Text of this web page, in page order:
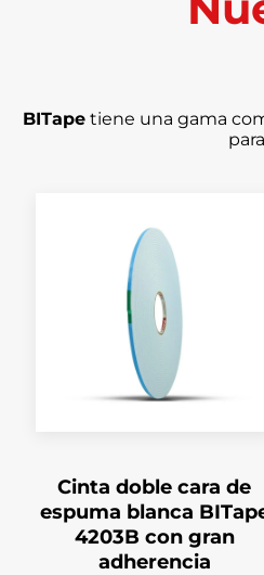
BITape tiene una gama
Cinta doble cara de
espuma blanca
4203B con gran
adherencia